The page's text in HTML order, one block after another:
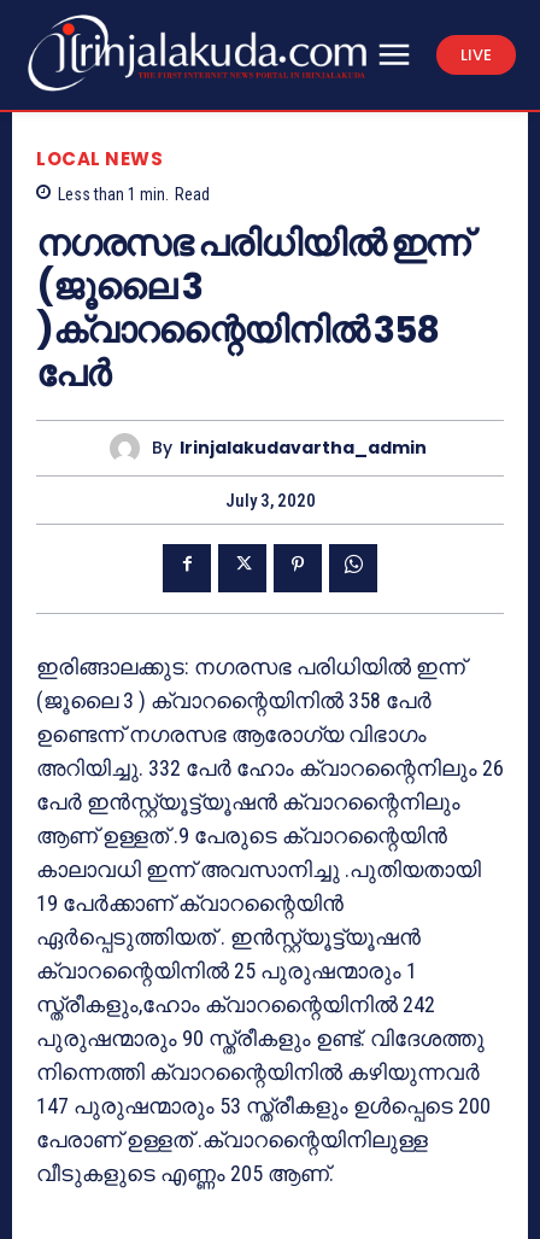
LIVE
LOCAL NEWS
Less than 1 min. Read
നഗരസഭ പരിധിയിൽ ഇന്ന്
(ജൂലൈ 3
)ക്വാറന്റൈയിനിൽ 358
പേർ
By Irinjalakudavartha_admin
July 3, 2020
ഇരിങ്ങാലക്കുട: നഗരസഭ പരിധിയിൽ ഇന്ന്
(ജൂലൈ 3 ) ക്വാറന്റൈയിനിൽ 358 പേർ
ഉണ്ടെന്ന് നഗരസഭ ആരോഗ്യ വിഭാഗം
അറിയിച്ചു. 332 പേർ ഹോം ക്വാറന്റൈനിലും 26
പേർ ഇൻസ്റ്റ്യൂട്ട്യൂഷൻ ക്വാറന്റൈനിലും
ആണ് ഉള്ളത് .9 പേരുടെ ക്വാറന്റൈയിൻ
കാലാവധി ഇന്ന് അവസാനിച്ചു .പുതിയതായി
19 പേർക്കാണ് ക്വാറന്റൈയിൻ
ഏർപ്പെടുത്തിയത് . ഇൻസ്റ്റ്യൂട്ട്യൂഷൻ
ക്വാറന്റൈയിനിൽ 25 പുരുഷന്മാരും 1
സ്ത്രീകളും,ഹോം ക്വാറന്റൈയിനിൽ 242
പുരുഷന്മാരും 90 സ്ത്രീകളും ഉണ്ട്. വിദേശത്തു
നിന്നെത്തി ക്വാറന്റൈയിനിൽ കഴിയുന്നവർ
147 പുരുഷന്മാരും 53 സ്ത്രീകളും ഉൾപ്പെടെ 200
പേരാണ് ഉള്ളത് .ക്വാറന്റൈയിനിലുള്ള
വീടുകളുടെ എണ്ണം 205 ആണ്.